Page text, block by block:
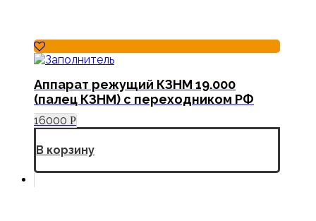
Аппарат режущий КЗНМ 19.000
(палец КЗНМ) с переходником РФ
16000 Р
В корзину